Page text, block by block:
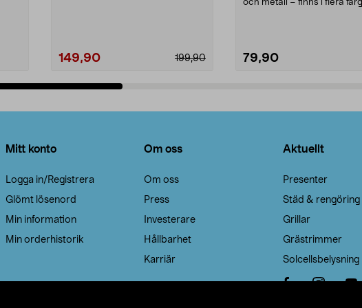
199,90
149,90
och metall – finns i flera
79,90
Mitt konto
Logga in/Registrera
Glömt lösenord
Min information
Min orderhistorik
Om oss
Om oss
Press
Investerare
Hållbarhet
Karriär
Aktuellt
Presenter
Städ & rengöring
Grillar
Grästrimmer
Solcellsbelysning